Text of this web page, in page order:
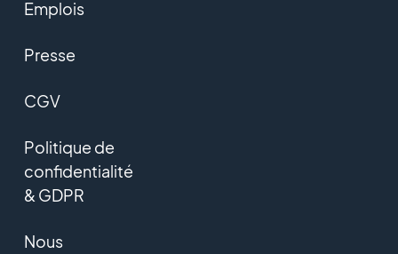
Emplois
Presse
CGV
Politique de
confidentialité
& GDPR
Nous